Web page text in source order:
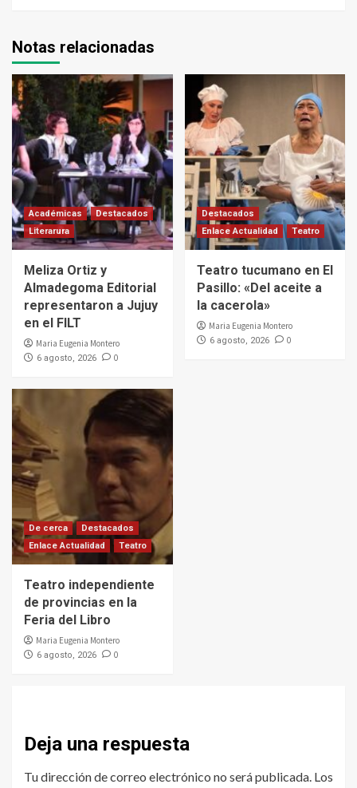
Notas relacionadas
Académicas
Destacados
Literarura
Meliza Ortiz y
Almadegoma Editorial
representaron a Jujuy
en el FILT
Maria Eugenia Montero
6 agosto, 2026 0
Destacados
Enlace Actualidad
Teatro
Teatro tucumano en El
Pasillo: «Del aceite a
la cacerola»
Maria Eugenia Montero
6 agosto, 2026 0
De cerca
Destacados
Enlace Actualidad
Teatro
Teatro independiente
de provincias en la
Feria del Libro
Maria Eugenia Montero
6 agosto, 2026 0
Deja una respuesta
Tu dirección de correo electrónico no será publicada. Los